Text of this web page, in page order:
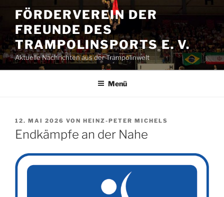
Inhalt
springen
FÖRDERVEREIN DER
FREUNDE DES
TRAMPOLINSPORTS E. V.
Aktuelle Nachrichten aus der Trampolinwelt
Menü
VERÖFFENTLICHT
AM
12. MAI 2026 VON HEINZ-PETER MICHELS
Endkämpfe an der Nahe